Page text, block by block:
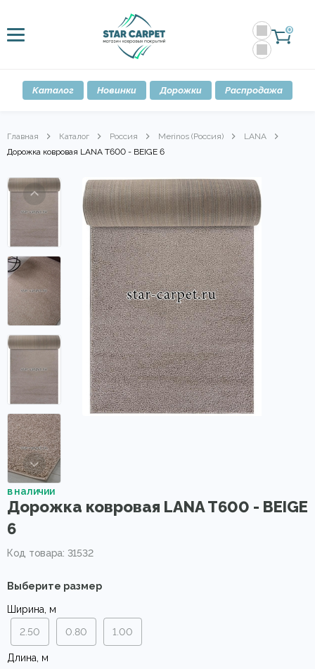
0
Каталог Новинки Дорожки Распродажа
Главная Каталог Россия Merinos (Россия)
LANA
Дорожка ковровая LANA T600 - BEIGE 6
в наличии
Дорожка ковровая LANA T600 - BEIGE
6
Код товара: 31532
Выберите размер
Ширина, м
2.50
0.80 1.00
Длина, м